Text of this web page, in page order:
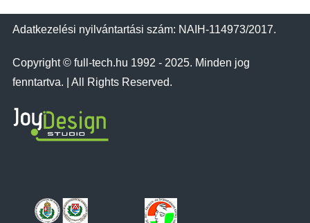
Adatkezelési nyilvántartási szám: NAIH-114973/2017.
Copyright © full-tech.hu 1992 - 2025. Minden jog
fenntartva. | All Rights Reserved.